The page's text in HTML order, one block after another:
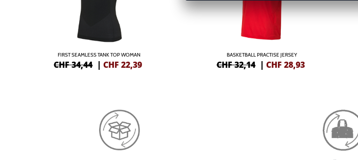
FIRST SEAMLESS TANK TOP WOMAN
CHF 34,44 |CHF 22,39
BASKETBALL PRACTISE JERSEY
CHF 32,14 | CHF 28,93